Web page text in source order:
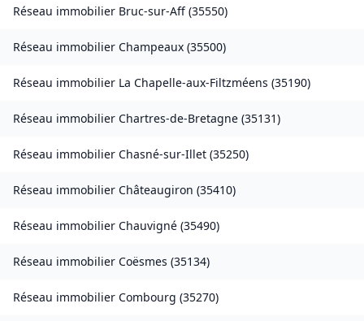
Réseau immobilier Bruc-sur-Aff (35550)
Réseau immobilier Champeaux (35500)
Réseau immobilier La Chapelle-aux-Filtzméens (35190)
Réseau immobilier Chartres-de-Bretagne (35131)
Réseau immobilier Chasné-sur-Illet (35250)
Réseau immobilier Châteaugiron (35410)
Réseau immobilier Chauvigné (35490)
Réseau immobilier Coësmes (35134)
Réseau immobilier Combourg (35270)